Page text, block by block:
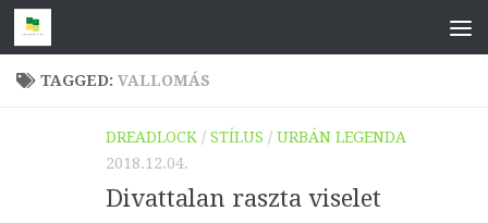
Skip to content
TAGGED: VALLOMÁS
DREADLOCK / STÍLUS / URBÁN LEGENDA
2018.12.04.
Divattalan raszta viselet